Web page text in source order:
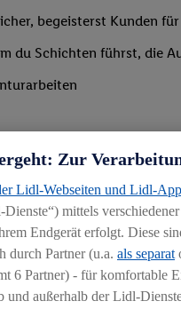
begeisterst Kunden
du Schichten führst, die
Branche mit
daran, andere zu
an wechselnde
Zur
Lidl-Webseiten und Lidl-
mittels
Endgerät erfolgt. Diese
durch Partner (u.a. als separat
6 Partner) - für komfortable
und außerhalb der Lidl-